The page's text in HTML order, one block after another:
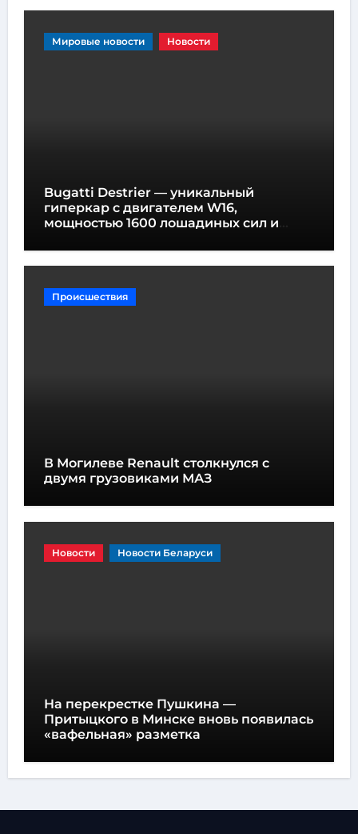
Мировые новости Новости
Bugatti Destrier — уникальный
гиперкар с двигателем W16,
мощностью 1600 лошадиных сил и
Происшествия
В Могилеве Renault столкнулся с
двумя грузовиками МАЗ
Новости Новости Беларуси
На перекрестке Пушкина —
Притыцкого в Минске вновь появилась
«вафельная» разметка